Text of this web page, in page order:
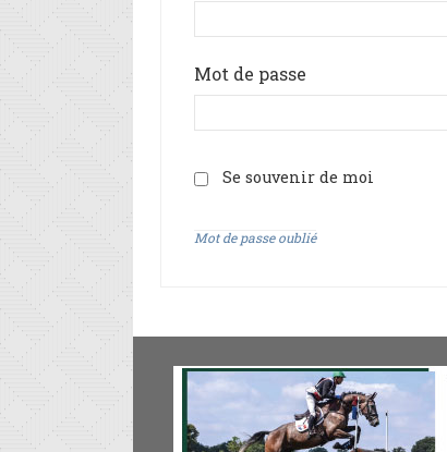
Mot de passe
Se souvenir de moi
Mot de passe oublié